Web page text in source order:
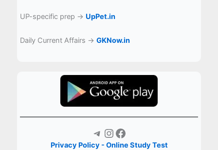
UP-specific prep → UpPet.in
Daily Current Affairs →GKNow.in
Telegram Instagram Facebook
Privacy Policy - Online Study Test